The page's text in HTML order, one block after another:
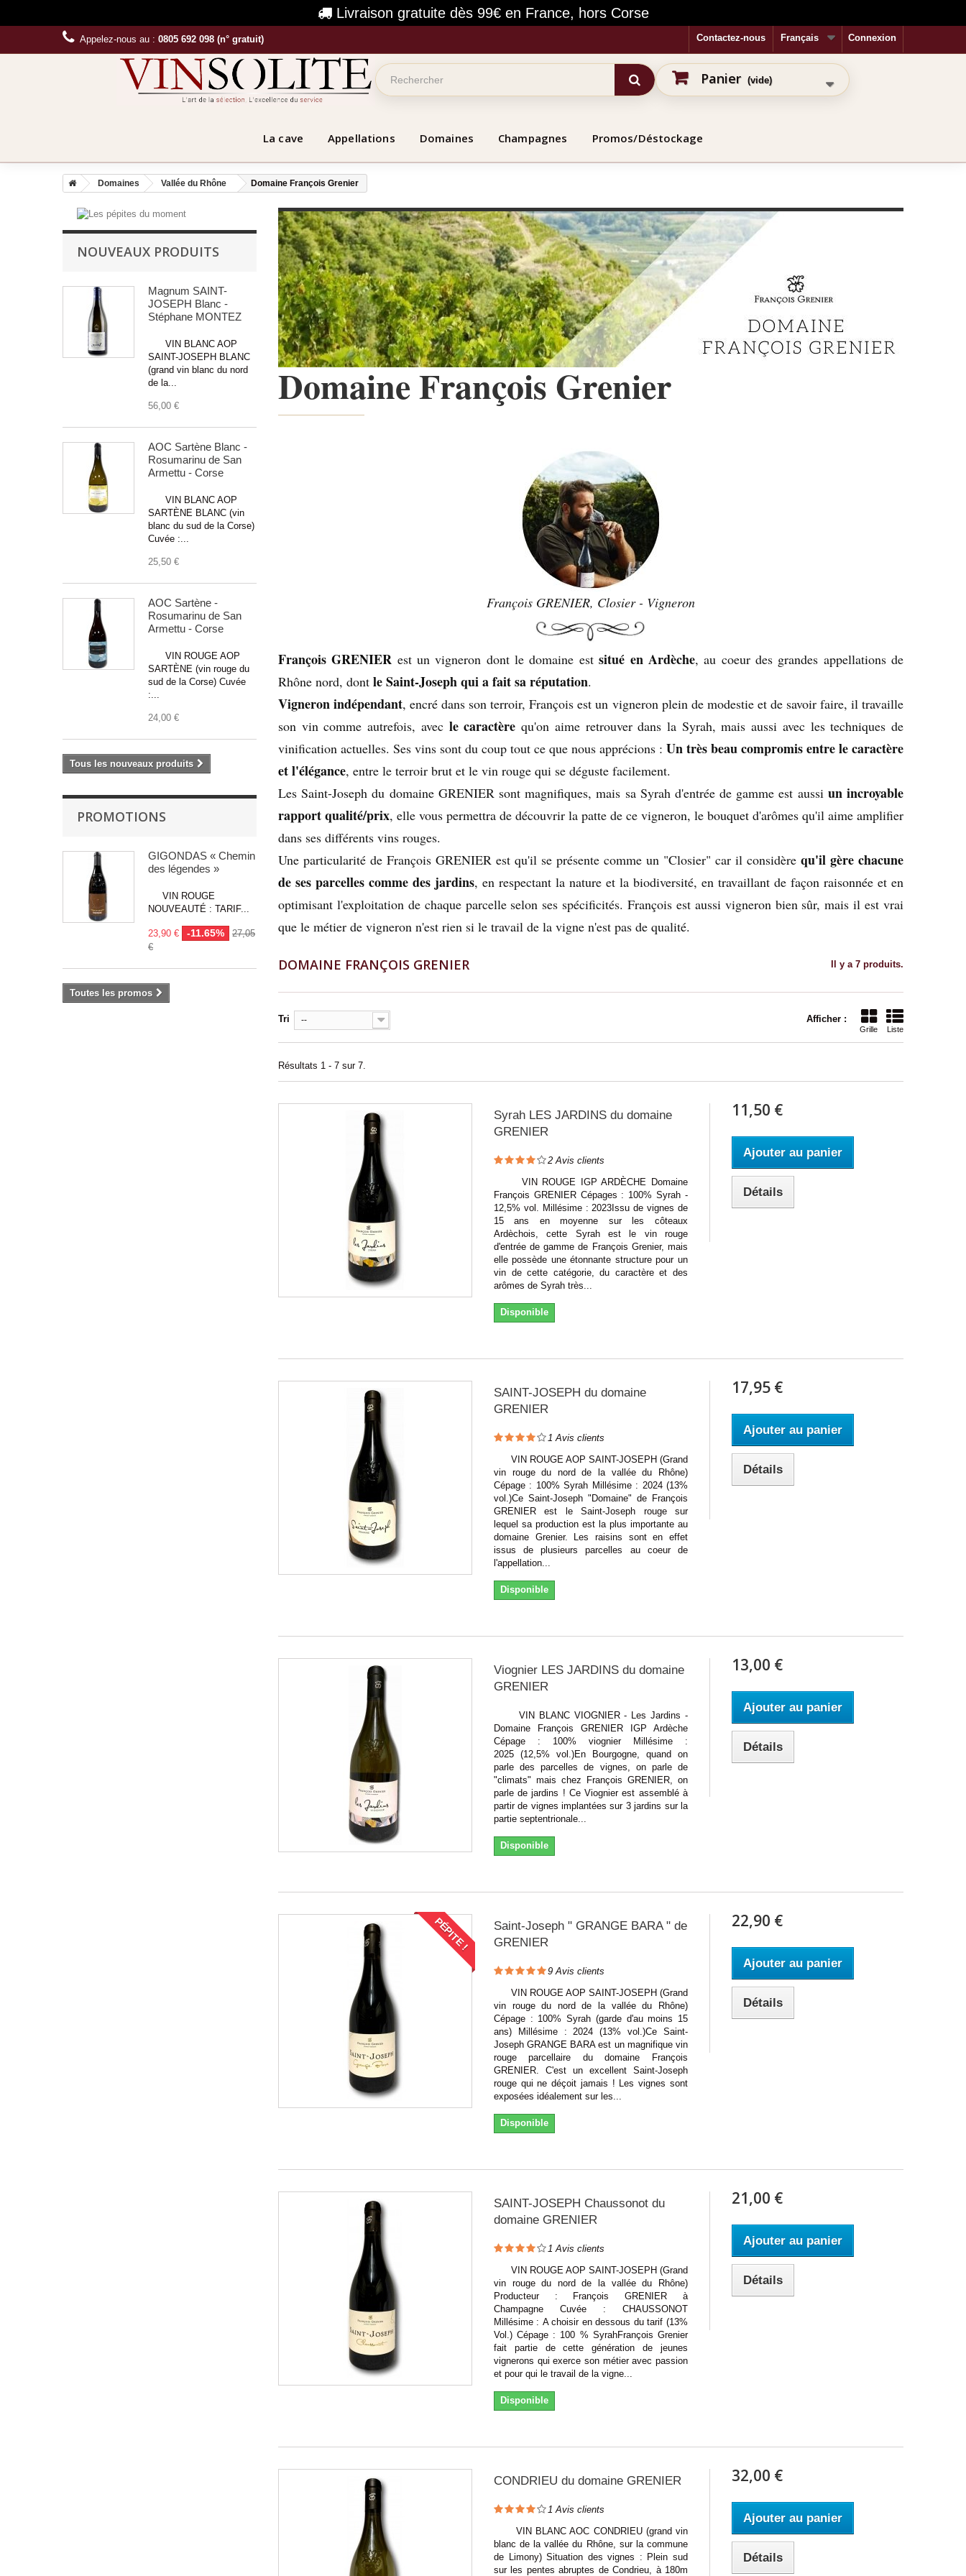
Livraison gratuite dès 99€ en France, hors Corse
Connexion
Français
Contactez-nous
Appelez-nous au : 0805 692 098 (n° gratuit)
Panier (vide)
La cave Appellations Domaines Champagnes Promos/Déstockage
Domaines Vallée du Rhône Domaine François Grenier
NOUVEAUX PRODUITS
Magnum SAINT-
JOSEPH Blanc -
Stéphane MONTEZ
VIN BLANC AOP
SAINT-JOSEPH BLANC
(grand vin blanc du nord
de la...
56,00 €
AOC Sartène Blanc -
Rosumarinu de San
Armettu - Corse
VIN BLANC AOP
SARTÈNE BLANC (vin
blanc du sud de la Corse)
Cuvée :...
25,50 €
AOC Sartène -
Rosumarinu de San
Armettu - Corse
VIN ROUGE AOP
SARTÈNE (vin rouge du
sud de la Corse) Cuvée
:...
24,00 €
Tous les nouveaux produits
PROMOTIONS
GIGONDAS « Chemin
des légendes »
VIN ROUGE
NOUVEAUTÉ : TARIF...
23,90 € -11.65%
27,05
€
Toutes les promos
Domaine François Grenier
François GRENIER, Closier - Vigneron
François GRENIER est un vigneron dont le domaine estsitué en Ardèche, au coeur des grandes appellations de
Rhône nord, dont le Saint-Joseph qui a fait sa réputation.
Vigneron indépendant, encré dans son terroir, François est un vigneron plein de modestie et de savoir faire, il travaille
son vin comme autrefois, avec le caractère qu'on aime retrouver dans la Syrah, mais aussi avec les techniques de
vinification actuelles. Ses vins sont du coup tout ce que nous apprécions : Un très beau compromis entre le caractère
et l'élégance, entre le terroir brut et le vin rouge qui se déguste facilement.
Les Saint-Joseph du domaine GRENIER sont magnifiques, mais sa Syrah d'entrée de gamme est aussi un incroyable
rapport qualité/prix, elle vous permettra de découvrir la patte de ce vigneron, le bouquet d'arômes qu'il aime amplifier
dans ses différents vins rouges.
Une particularité de François GRENIER est qu'il se présente comme un "Closier" car il considère qu'il gère chacune
de ses parcelles comme des jardins, en respectant la nature et la biodiversité, en travaillant de façon raisonnée et en
optimisant l'exploitation de chaque parcelle selon ses spécificités. François est aussi vigneron bien sûr, mais il est vrai
que le métier de vigneron n'est rien si le travail de la vigne n'est pas de qualité.
DOMAINE FRANÇOIS GRENIER Il y a 7 produits.
Afficher :
Grille Liste
Tri --
Résultats 1 - 7 sur 7.
Syrah LES JARDINS du domaine
GRENIER
2Avis clients
VIN ROUGE IGP ARDÈCHE Domaine
François GRENIER Cépages : 100% Syrah -
12,5% vol. Millésime : 2023Issu de vignes de
15 ans en moyenne sur les côteaux
Ardèchois, cette Syrah est le vin rouge
d'entrée de gamme de François Grenier, mais
elle possède une étonnante structure pour un
vin de cette catégorie, du caractère et des
arômes de Syrah très...
Disponible
11,50 €
Ajouter au panier
Détails
SAINT-JOSEPH du domaine
GRENIER
1 Avis clients
VIN ROUGE AOP SAINT-JOSEPH (Grand
vin rouge du nord de la vallée du Rhône)
Cépage : 100% Syrah Millésime : 2024 (13%
vol.)Ce Saint-Joseph "Domaine" de François
GRENIER est le Saint-Joseph rouge sur
lequel sa production est la plus importante au
domaine Grenier. Les raisins sont en effet
issus de plusieurs parcelles au coeur de
l'appellation...
Disponible
17,95 €
Ajouter au panier
Détails
Viognier LES JARDINS du domaine
GRENIER
VIN BLANC VIOGNIER - Les Jardins -
Domaine François GRENIER IGP Ardèche
Cépage : 100% viognier Millésime :
2025 (12,5% vol.)En Bourgogne, quand on
parle des parcelles de vignes, on parle de
"climats" mais chez François GRENIER, on
parle de jardins ! Ce Viognier est assemblé à
partir de vignes implantées sur 3 jardins sur la
partie septentrionale...
Disponible
13,00 €
Ajouter au panier
Détails
PÉPITE !
Saint-Joseph " GRANGE BARA " de
GRENIER
9Avis clients
VIN ROUGE AOP SAINT-JOSEPH (Grand
vin rouge du nord de la vallée du Rhône)
Cépage : 100% Syrah (garde d'au moins 15
ans) Millésime : 2024 (13% vol.)Ce Saint-
Joseph GRANGE BARA est un magnifique vin
rouge parcellaire du domaine François
GRENIER. C'est un excellent Saint-Joseph
rouge qui ne déçoit jamais ! Les vignes sont
exposées idéalement sur les...
Disponible
22,90 €
Ajouter au panier
Détails
SAINT-JOSEPH Chaussonot du
domaine GRENIER
1 Avis clients
VIN ROUGE AOP SAINT-JOSEPH (Grand
vin rouge du nord de la vallée du Rhône)
Producteur : François GRENIER à
Champagne Cuvée : CHAUSSONOT
Millésime : A choisir en dessous du tarif (13%
Vol.) Cépage : 100 % SyrahFrançois Grenier
fait partie de cette génération de jeunes
vignerons qui exerce son métier avec passion
et pour qui le travail de la vigne...
Disponible
21,00 €
Ajouter au panier
Détails
CONDRIEU du domaine GRENIER
1 Avis clients
VIN BLANC AOC CONDRIEU (grand vin
blanc de la vallée du Rhône, sur la commune
de Limony) Situation des vignes : Plein sud
sur les pentes abruptes de Condrieu, à 180m
32,00 €
Ajouter au panier
Détails